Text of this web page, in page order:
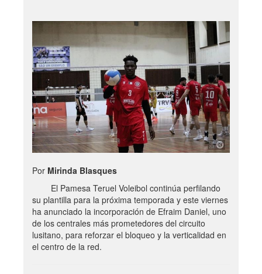
Por Mirinda Blasques
El Pamesa Teruel Voleibol continúa perfilando
su plantilla para la próxima temporada y este viernes
ha anunciado la incorporación de Efraim Daniel, uno
de los centrales más prometedores del circuito
lusitano, para reforzar el bloqueo y la verticalidad en
el centro de la red.